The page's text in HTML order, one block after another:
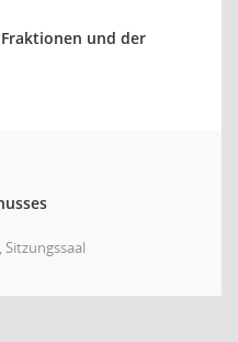
und der
Sitzungssaal